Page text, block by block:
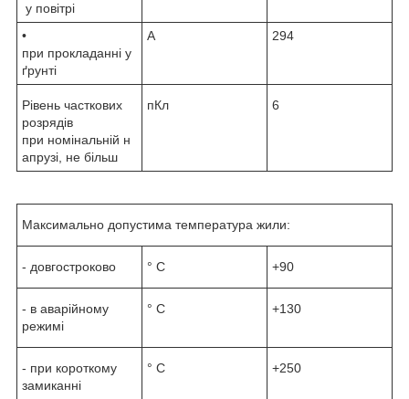
у повітрі
•
при прокладанні у
ґрунті
А 294
Рівень часткових
розрядів
при номінальній н
апрузі, не більш
пКл 6
Максимально допустима температура жили:
- довгостроково ° С +90
- в аварійному
режимі
° С +130
- при короткому
замиканні
° С +250